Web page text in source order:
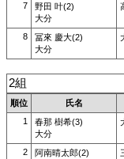
7
野田 叶(2)
大分
8
冨來 慶大(2)
大分
2組
順位 氏名
1
春那 樹希(3)
大分
2
阿南晴太郎(2)